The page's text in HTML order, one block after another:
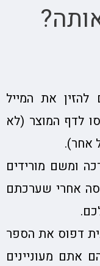
להזין את המייל
לדף המוצר (לא
אחר).
ומשם מורידים
אחרי שערכתם
דפוס את הספר
אתם מעוניינים